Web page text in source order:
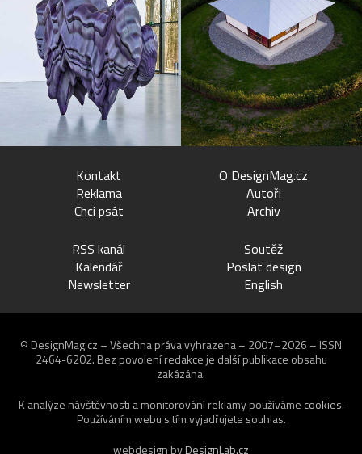
Kontakt
Reklama
Chci psát
O DesignMag.cz
Autoři
Archiv
RSS kanál
Kalendář
Newsletter
Soutěž
Poslat design
English
© DesignMag.cz – Všechna práva vyhrazena – 2007–2026 – ISSN
2464-6202. Bez povolení redakce je další publikace obsahu
zakázána.
K analýze návštěvnosti a monitorování reklamy používáme cookies.
Používáním webu s tím vyjadřujete souhlas.
webdesign byDesignLab.cz